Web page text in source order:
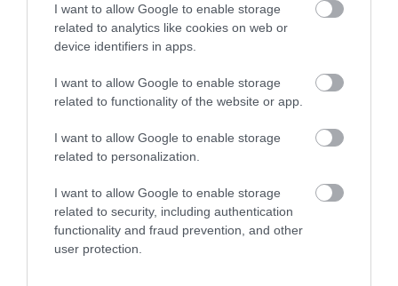
I want to allow Google to enable storage
related to analytics like cookies on web or
device identifiers in apps.
I want to allow Google to enable storage
related to functionality of the website or app.
I want to allow Google to enable storage
related to personalization.
I want to allow Google to enable storage
related to security, including authentication
functionality and fraud prevention, and other
user protection.